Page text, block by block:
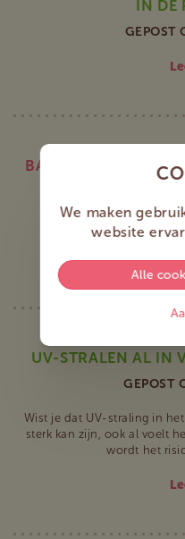
IN
GEPOST
MOBIELE
GEPOST
UV-STRALEN AL IN
GEPOST
Wist je dat UV-straling in
sterk kan zijn, ook al voelt
wordt het
We maken
website
Alle